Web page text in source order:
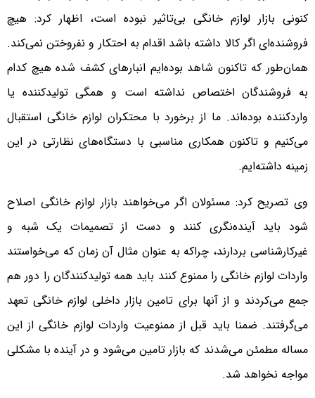
کنونی بازار لوازم خانگی بی‌تاثیر نبوده است، اظهار کرد: هیچ
فروشنده‌ای اگر کالا داشته باشد اقدام به احتکار و نفروختن نمی‌کند.
همان‌طور که تاکنون شاهد بوده‌ایم انبارهای کشف شده هیچ کدام
به فروشندگان اختصاص نداشته است و همگی تولیدکننده یا
واردکننده بوده‌اند. ما از برخورد با محتکران لوازم خانگی استقبال
می‌کنیم و تاکنون همکاری مناسبی با دستگاه‌های نظارتی در این
زمینه داشته‌ایم.
وی تصریح کرد: مسئولان اگر می‌خواهند بازار لوازم خانگی اصلاح
شود باید آینده‌نگری کنند و دست از تصمیمات یک شبه و
غیرکارشناسی بردارند، چراکه به عنوان مثال آن زمان که می‌خواستند
واردات لوازم خانگی را ممنوع کنند باید همه تولیدکنندگان را دور هم
جمع می‌کردند و از آنها برای تامین بازار داخلی لوازم خانگی تعهد
می‌گرفتند. ضمنا باید قبل از ممنوعیت واردات لوازم خانگی از این
مساله مطمئن می‌شدند که بازار تامین می‌شود و در آینده با مشکلی
مواجه نخواهد شد.